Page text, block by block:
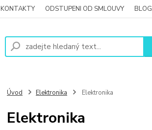
KONTAKTY ODSTUPENI OD SMLOUVY BLOG
Úvod Elektronika Elektronika
Elektronika